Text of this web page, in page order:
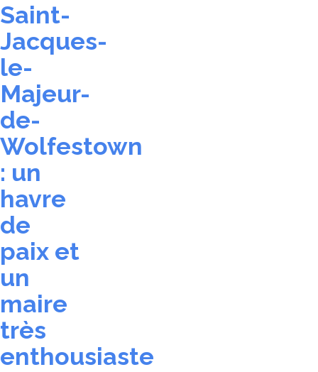
Saint-
Jacques-
le-
Majeur-
de-
Wolfestown
: un
havre
de
paix et
un
maire
très
enthousiaste